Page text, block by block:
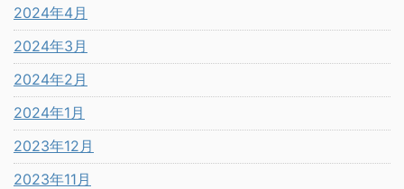
2024年4月
2024年3月
2024年2月
2024年1月
2023年12月
2023年11月